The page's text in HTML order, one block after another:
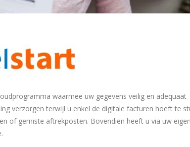
waarmee uw gegevens veilig en adequaat
verzorgen terwijl u enkel de digitale facturen hoeft te
of gemiste aftrekposten. Bovendien heeft u via uw